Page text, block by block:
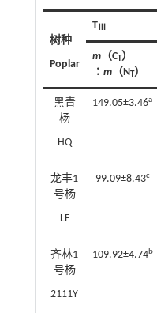
树种
Poplar
TⅢ
m（CT）
∶ m（NT）
黑青
杨
HQ
149.05±3.46a
龙丰1
号杨
LF
99.09±8.43c
齐林1
号杨
2111Y
109.92±4.74 b